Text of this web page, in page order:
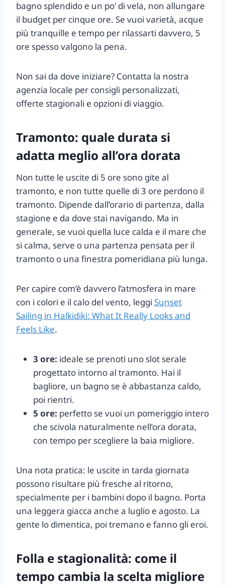
bagno splendido e un po’ di vela, non allungare
il budget per cinque ore. Se vuoi varietà, acque
più tranquille e tempo per rilassarti davvero, 5
ore spesso valgono la pena.
Non sai da dove iniziare? Contatta la nostra
agenzia locale per consigli personalizzati,
offerte stagionali e opzioni di viaggio.
Tramonto: quale durata si
adatta meglio all’ora dorata
Non tutte le uscite di 5 ore sono gite al
tramonto, e non tutte quelle di 3 ore perdono il
tramonto. Dipende dall’orario di partenza, dalla
stagione e da dove stai navigando. Ma in
generale, se vuoi quella luce calda e il mare che
si calma, serve o una partenza pensata per il
tramonto o una finestra pomeridiana più lunga.
Per capire com’è davvero l’atmosfera in mare
con i colori e il calo del vento, leggi Sunset
Sailing in Halkidiki: What It Really Looks and
Feels Like.
3 ore: ideale se prenoti uno slot serale
progettato intorno al tramonto. Hai il
bagliore, un bagno se è abbastanza caldo,
poi rientri.
5 ore: perfetto se vuoi un pomeriggio intero
che scivola naturalmente nell’ora dorata,
con tempo per scegliere la baia migliore.
Una nota pratica: le uscite in tarda giornata
possono risultare più fresche al ritorno,
specialmente per i bambini dopo il bagno. Porta
una leggera giacca anche a luglio e agosto. La
gente lo dimentica, poi tremano e fanno gli eroi.
Folla e stagionalità: come il
tempo cambia la scelta migliore